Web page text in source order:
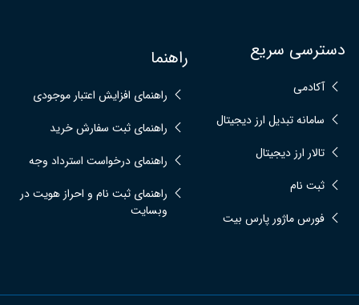
دسترسی سریع
آکادمی
سامانه تبدیل ارز دیجیتال
تالار ارز دیجیتال
ثبت نام
فورس ماژور پارس بیت
راهنما
راهنمای افزایش اعتبار موجودی
راهنمای ثبت سفارش خرید
راهنمای درخواست استرداد وجه
راهنمای ثبت نام و احراز هویت در
وبسایت